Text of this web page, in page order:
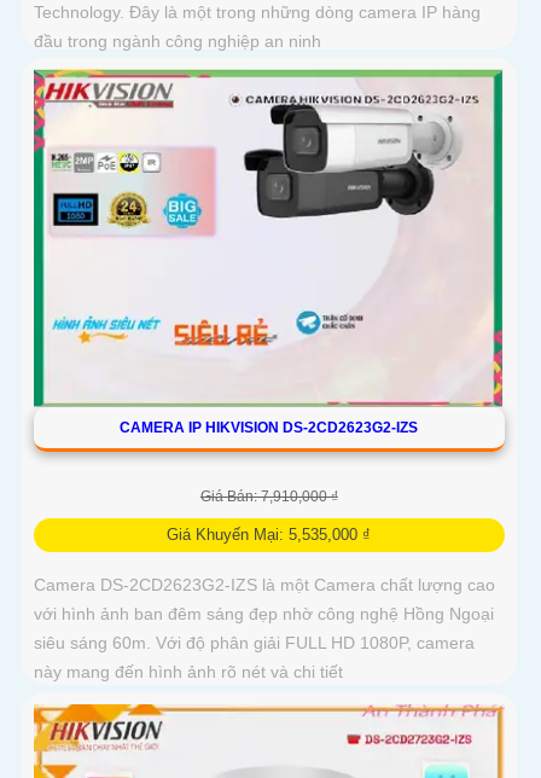
Technology. Đây là một trong những dòng camera IP hàng
đầu trong ngành công nghiệp an ninh
CAMERA IP HIKVISION DS-2CD2623G2-IZS
Giá Bán: 7,910,000 ₫
Giá Khuyến Mại: 5,535,000 ₫
Camera DS-2CD2623G2-IZS là một Camera chất lượng cao
với hình ảnh ban đêm sáng đẹp nhờ công nghệ Hồng Ngoại
siêu sáng 60m. Với độ phân giải FULL HD 1080P, camera
này mang đến hình ảnh rõ nét và chi tiết